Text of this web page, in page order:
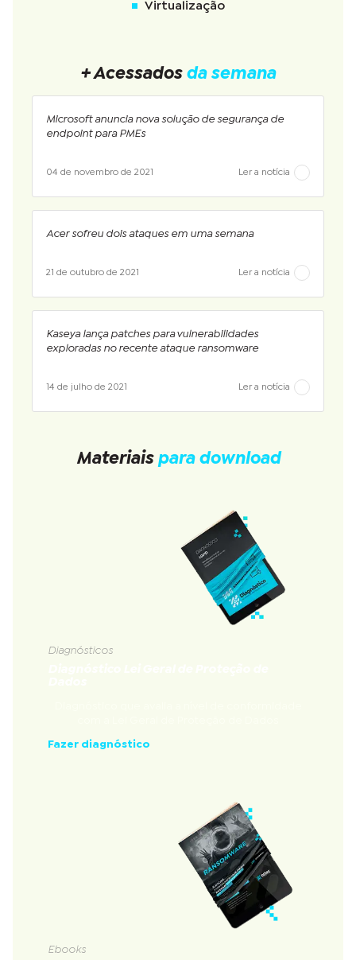
Virtualização
+ Acessados da semana
Microsoft anuncia nova solução de segurança de
endpoint para PMEs
04 de novembro de 2021 Ler a notícia
Acer sofreu dois ataques em uma semana
21 de outubro de 2021 Ler a notícia
Kaseya lança patches para vulnerabilidades
exploradas no recente ataque ransomware
14 de julho de 2021 Ler a notícia
Materiais para download
Diagnósticos
Fazer diagnóstico
Ebooks